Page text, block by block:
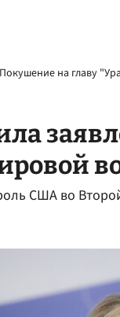
Покушение на главу
США во